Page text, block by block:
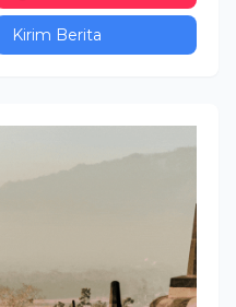
Kirim Berita